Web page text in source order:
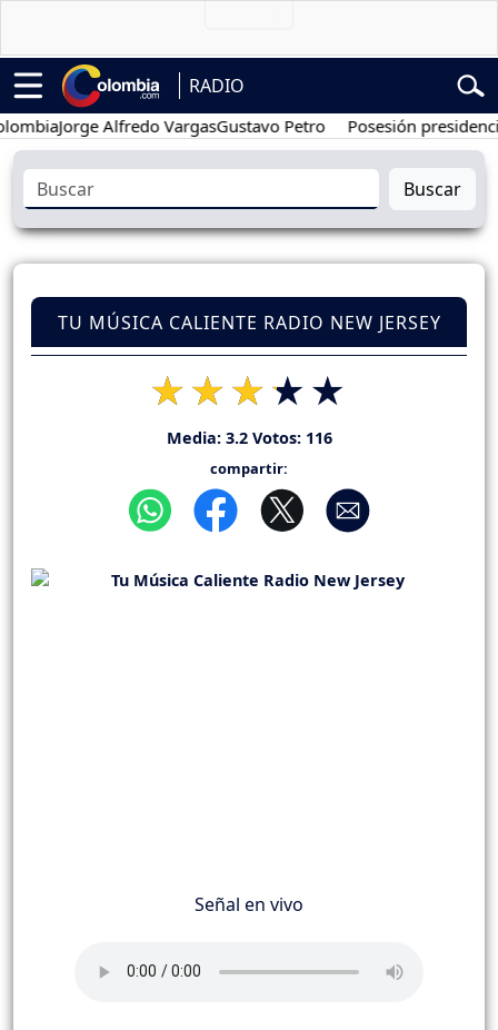
RADIO
Jorge Alfredo VargasGustavo Petro Posesión presidencial
Buscar
TU MÚSICA CALIENTE RADIO NEW JERSEY
Media: 3.2Votos: 116
compartir:
Señal en vivo